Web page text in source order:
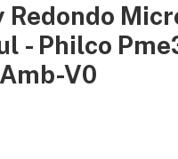
Redondo
- Philco
V0